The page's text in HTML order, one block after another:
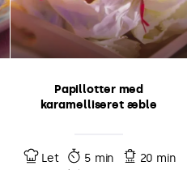
Papillotter med
karamelliseret æble
Let 5 min
20 min